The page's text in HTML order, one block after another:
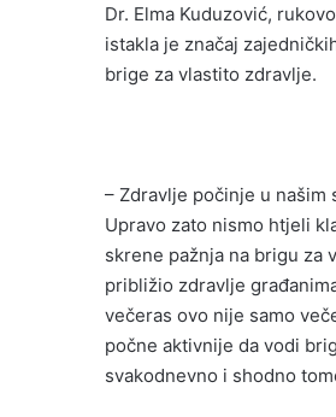
Dr. Elma Kuduzović,
istakla je značaj
brige za vlastito zdravlje.
– Zdravlje počinje u našim
Upravo zato nismo htjeli
skrene pažnja na brigu za
približio zdravlje
večeras ovo nije samo
počne aktivnije da vodi
svakodnevno i shodno